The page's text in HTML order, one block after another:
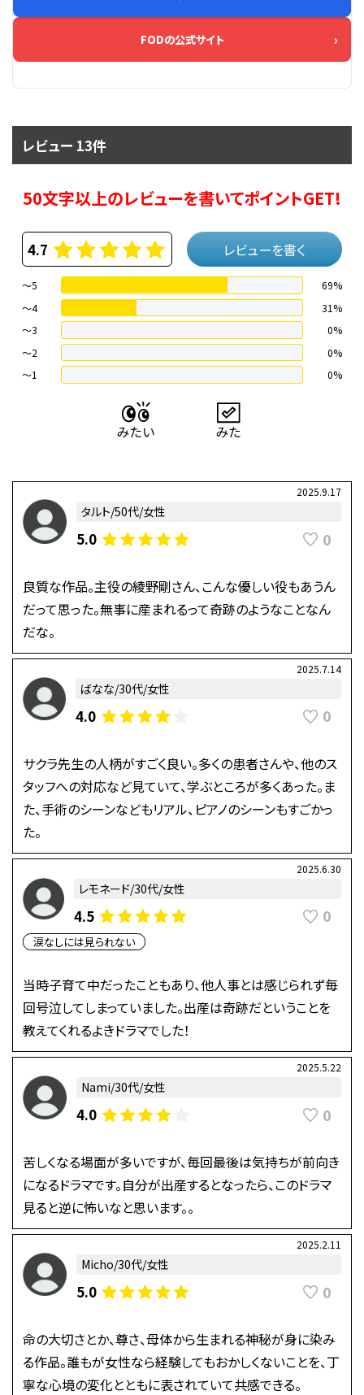
FODの公式サイト
レビュー 13件
50文字以上のレビューを書いてポイントGET!
4.7 レビューを書く
～5
69%
～4
31%
〜3
0%
〜2
0%
〜1
0%
2025.9.17
タルト/50代/女性
5.0 0
良質な作品。主役の綾野剛さん、こんな優しい役もあうん
だって思った。無事に産まれるって奇跡のようなことなん
だな。
2025.7.14
ばなな/30代/女性
4.0 0
サクラ先生の人柄がすごく良い。多くの患者さんや、他のス
タッフへの対応など見ていて、学ぶところが多くあった。ま
た、手術のシーンなどもリアル、ピアノのシーンもすごかっ
た。
2025.6.30
レモネード/30代/女性
4.5 0
涙なしには見られない
当時子育て中だったこともあり、他人事とは感じられず毎
回号泣してしまっていました。出産は奇跡だということを
教えてくれるよきドラマでした！
2025.5.22
Nami/30代/女性
4.0 0
苦しくなる場面が多いですが、毎回最後は気持ちが前向き
になるドラマです。自分が出産するとなったら、このドラマ
見ると逆に怖いなと思います。。
2025.2.11
Micho/30代/女性
5.0 0
命の大切さとか、尊さ、母体から生まれる神秘が身に染み
る作品。誰もが女性なら経験してもおかしくないことを、丁
寧な心境の変化とともに表されていて共感できる。